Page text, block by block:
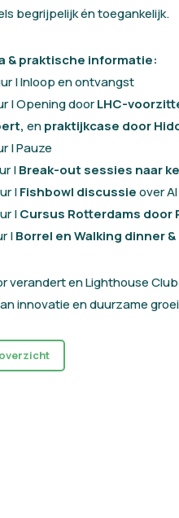
begrijpelijk én toegankelijk.
& praktische informatie:
| Inloop en ontvangst
| Opening doorLHC-
enpraktijkcase door
| Pauze
|Break-out sessies naar
|Fishbowl discussieover
|Cursus Rotterdams door
|Borrel enWalking dinner
verandert en Lighthouse
innovatie en duurzame